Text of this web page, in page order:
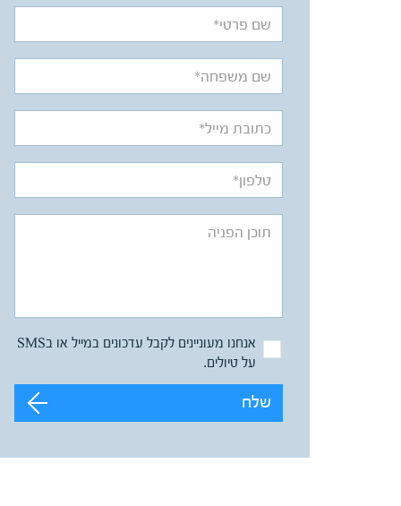
אנחנו מעוניינים לקבל עדכונים במייל או בSMS
על טיולים.
שלח